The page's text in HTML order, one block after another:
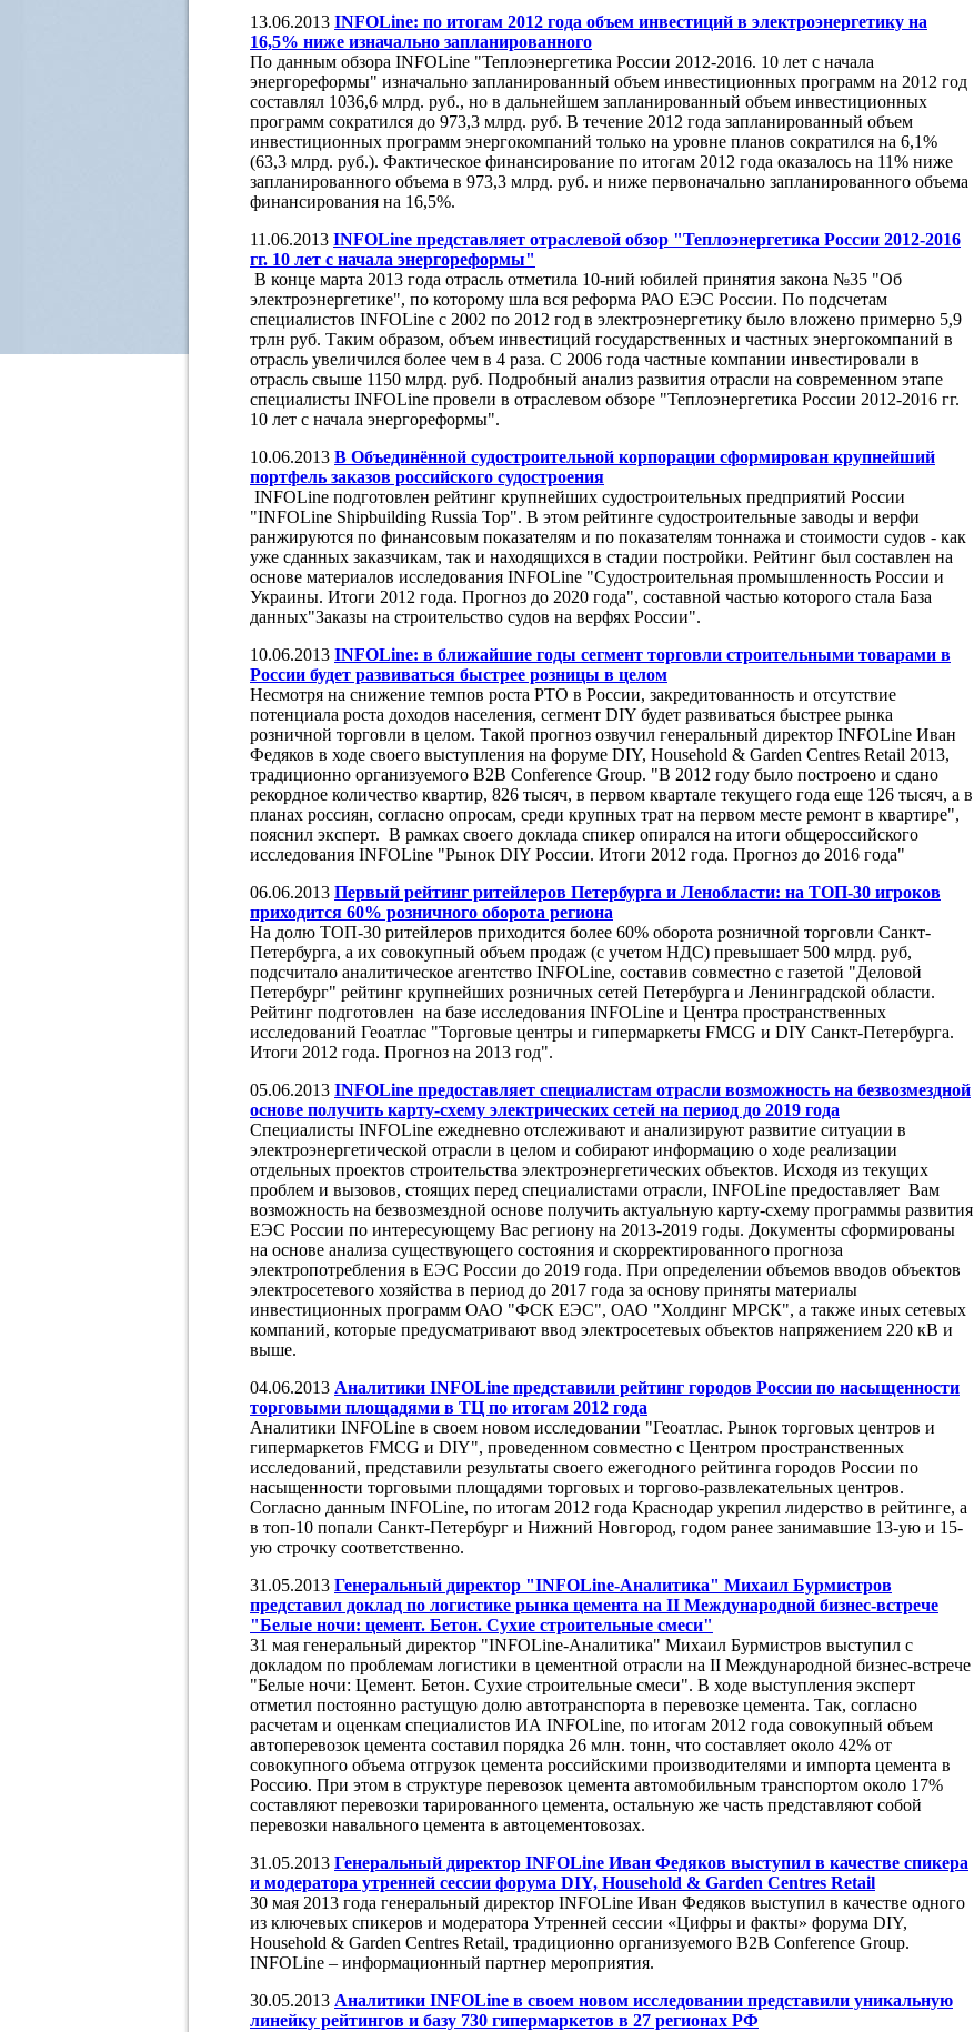
13.06.2013 INFOLine: по итогам 2012 года объем инвестиций в электроэнергетику на
16,5% ниже изначально запланированного
По данным обзора INFOLine "Теплоэнергетика России 2012-2016. 10 лет с начала
энергореформы" изначально запланированный объем инвестиционных программ на 2012 год
составлял 1036,6 млрд. руб., но в дальнейшем запланированный объем инвестиционных
программ сократился до 973,3 млрд. руб. В течение 2012 года запланированный объем
инвестиционных программ энергокомпаний только на уровне планов сократился на 6,1%
(63,3 млрд. руб.). Фактическое финансирование по итогам 2012 года оказалось на 11% ниже
запланированного объема в 973,3 млрд. руб. и ниже первоначально запланированного объема
финансирования на 16,5%.
11.06.2013 INFOLine представляет отраслевой обзор "Теплоэнергетика России 2012-2016
гг. 10 лет с начала энергореформы"
В конце марта 2013 года отрасль отметила 10-ний юбилей принятия закона №35 "Об
электроэнергетике", по которому шла вся реформа РАО ЕЭС России. По подсчетам
специалистов INFOLine c 2002 по 2012 год в электроэнергетику было вложено примерно 5,9
трлн руб. Таким образом, объем инвестиций государственных и частных энергокомпаний в
отрасль увеличился более чем в 4 раза. С 2006 года частные компании инвестировали в
отрасль свыше 1150 млрд. руб. Подробный анализ развития отрасли на современном этапе
специалисты INFOLine провели в отраслевом обзоре "Теплоэнергетика России 2012-2016 гг.
10 лет с начала энергореформы".
10.06.2013 В Объединённой судостроительной корпорации сформирован крупнейший
портфель заказов российского судостроения
INFOLine подготовлен рейтинг крупнейших судостроительных предприятий России
"INFOLine Shipbuilding Russia Тор". В этом рейтинге судостроительные заводы и верфи
ранжируются по финансовым показателям и по показателям тоннажа и стоимости судов - как
уже сданных заказчикам, так и находящихся в стадии постройки. Рейтинг был составлен на
основе материалов исследования INFOLine "Судостроительная промышленность России и
Украины. Итоги 2012 года. Прогноз до 2020 года", составной частью которого стала База
данных"Заказы на строительство судов на верфях России".
10.06.2013 INFOLine: в ближайшие годы сегмент торговли строительными товарами в
России будет развиваться быстрее розницы в целом
Несмотря на снижение темпов роста РТО в России, закредитованность и отсутствие
потенциала роста доходов населения, сегмент DIY будет развиваться быстрее рынка
розничной торговли в целом. Такой прогноз озвучил генеральный директор INFOLine Иван
Федяков в ходе своего выступления на форуме DIY, Household & Garden Centres Retail 2013,
традиционно организуемого B2B Conference Group. "В 2012 году было построено и сдано
рекордное количество квартир, 826 тысяч, в первом квартале текущего года еще 126 тысяч, а в
планах россиян, согласно опросам, среди крупных трат на первом месте ремонт в квартире",
пояснил эксперт. В рамках своего доклада спикер опирался на итоги общероссийского
исследования INFOLine "Рынок DIY России. Итоги 2012 года. Прогноз до 2016 года"
06.06.2013 Первый рейтинг ритейлеров Петербурга и Ленобласти: на ТОП-30 игроков
приходится 60% розничного оборота региона
На долю ТОП-30 ритейлеров приходится более 60% оборота розничной торговли Санкт-
Петербурга, а их совокупный объем продаж (с учетом НДС) превышает 500 млрд. руб,
подсчитало аналитическое агентство INFOLine, составив совместно с газетой "Деловой
Петербург" рейтинг крупнейших розничных сетей Петербурга и Ленинградской области.
Рейтинг подготовлен на базе исследования INFOLine и Центра пространственных
исследований Геоатлас "Торговые центры и гипермаркеты FMCG и DIY Санкт-Петербурга.
Итоги 2012 года. Прогноз на 2013 год".
05.06.2013 INFOLine предоставляет специалистам отрасли возможность на безвозмездной
основе получить карту-схему электрических сетей на период до 2019 года
Специалисты INFOLine ежедневно отслеживают и анализируют развитие ситуации в
электроэнергетической отрасли в целом и собирают информацию о ходе реализации
отдельных проектов строительства электроэнергетических объектов. Исходя из текущих
проблем и вызовов, стоящих перед специалистами отрасли, INFOLine предоставляет Вам
возможность на безвозмездной основе получить актуальную карту-схему программы развития
ЕЭС России по интересующему Вас региону на 2013-2019 годы. Документы сформированы
на основе анализа существующего состояния и скорректированного прогноза
электропотребления в ЕЭС России до 2019 года. При определении объемов вводов объектов
электросетевого хозяйства в период до 2017 года за основу приняты материалы
инвестиционных программ ОАО "ФСК ЕЭС", ОАО "Холдинг МРСК", а также иных сетевых
компаний, которые предусматривают ввод электросетевых объектов напряжением 220 кВ и
выше.
04.06.2013 Аналитики INFOLine представили рейтинг городов России по насыщенности
торговыми площадями в ТЦ по итогам 2012 года
Аналитики INFOLine в своем новом исследовании "Геоатлас. Рынок торговых центров и
гипермаркетов FMCG и DIY", проведенном совместно с Центром пространственных
исследований, представили результаты своего ежегодного рейтинга городов России по
насыщенности торговыми площадями торговых и торгово-развлекательных центров.
Согласно данным INFOLine, по итогам 2012 года Краснодар укрепил лидерство в рейтинге, а
в топ-10 попали Санкт-Петербург и Нижний Новгород, годом ранее занимавшие 13-ую и 15-
ую строчку соответственно.
31.05.2013 Генеральный директор "INFOLine-Аналитика" Михаил Бурмистров
представил доклад по логистике рынка цемента на II Международной бизнес-встрече
"Белые ночи: цемент. Бетон. Сухие строительные смеси"
31 мая генеральный директор "INFOLine-Аналитика" Михаил Бурмистров выступил с
докладом по проблемам логистики в цементной отрасли на II Международной бизнес-встрече
"Белые ночи: Цемент. Бетон. Сухие строительные смеси". В ходе выступления эксперт
отметил постоянно растущую долю автотранспорта в перевозке цемента. Так, согласно
расчетам и оценкам специалистов ИА INFOLine, по итогам 2012 года совокупный объем
автоперевозок цемента составил порядка 26 млн. тонн, что составляет около 42% от
совокупного объема отгрузок цемента российскими производителями и импорта цемента в
Россию. При этом в структуре перевозок цемента автомобильным транспортом около 17%
составляют перевозки тарированного цемента, остальную же часть представляют собой
перевозки навального цемента в автоцементовозах.
31.05.2013 Генеральный директор INFOLine Иван Федяков выступил в качестве спикера
и модератора утренней сессии форума DIY, Household & Garden Centres Retail
30 мая 2013 года генеральный директор INFOLine Иван Федяков выступил в качестве одного
из ключевых спикеров и модератора Утренней сессии «Цифры и факты» форума DIY,
Household & Garden Centres Retail, традиционно организуемого B2B Conference Group.
INFOLine – информационный партнер мероприятия.
30.05.2013 Аналитики INFOLine в своем новом исследовании представили уникальную
линейку рейтингов и базу 730 гипермаркетов в 27 регионах РФ